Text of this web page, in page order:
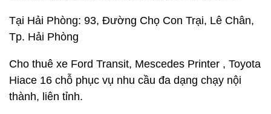
Tại Hải Phòng: 93, Đường Chọ Con Trại, Lê Chân,
Tp. Hải Phòng
Cho thuê xe Ford Transit, Mescedes Printer , Toyota
Hiace 16 chỗ phục vụ nhu cầu đa dạng chạy nội
thành, liên tỉnh.